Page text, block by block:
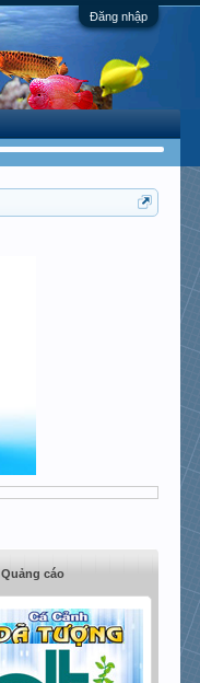
Đăng nhập
Quảng cáo